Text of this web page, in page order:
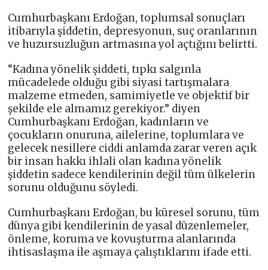
Cumhurbaşkanı Erdoğan, toplumsal sonuçları
itibarıyla şiddetin, depresyonun, suç oranlarının
ve huzursuzluğun artmasına yol açtığını belirtti.
“Kadına yönelik şiddeti, tıpkı salgınla
mücadelede olduğu gibi siyasi tartışmalara
malzeme etmeden, samimiyetle ve objektif bir
şekilde ele almamız gerekiyor.” diyen
Cumhurbaşkanı Erdoğan, kadınların ve
çocukların onuruna, ailelerine, toplumlara ve
gelecek nesillere ciddi anlamda zarar veren açık
bir insan hakkı ihlali olan kadına yönelik
şiddetin sadece kendilerinin değil tüm ülkelerin
sorunu olduğunu söyledi.
Cumhurbaşkanı Erdoğan, bu küresel sorunu, tüm
dünya gibi kendilerinin de yasal düzenlemeler,
önleme, koruma ve kovuşturma alanlarında
ihtisaslaşma ile aşmaya çalıştıklarını ifade etti.